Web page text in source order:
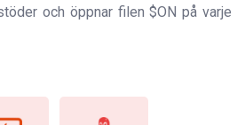
och öppnar filen $ON på varje